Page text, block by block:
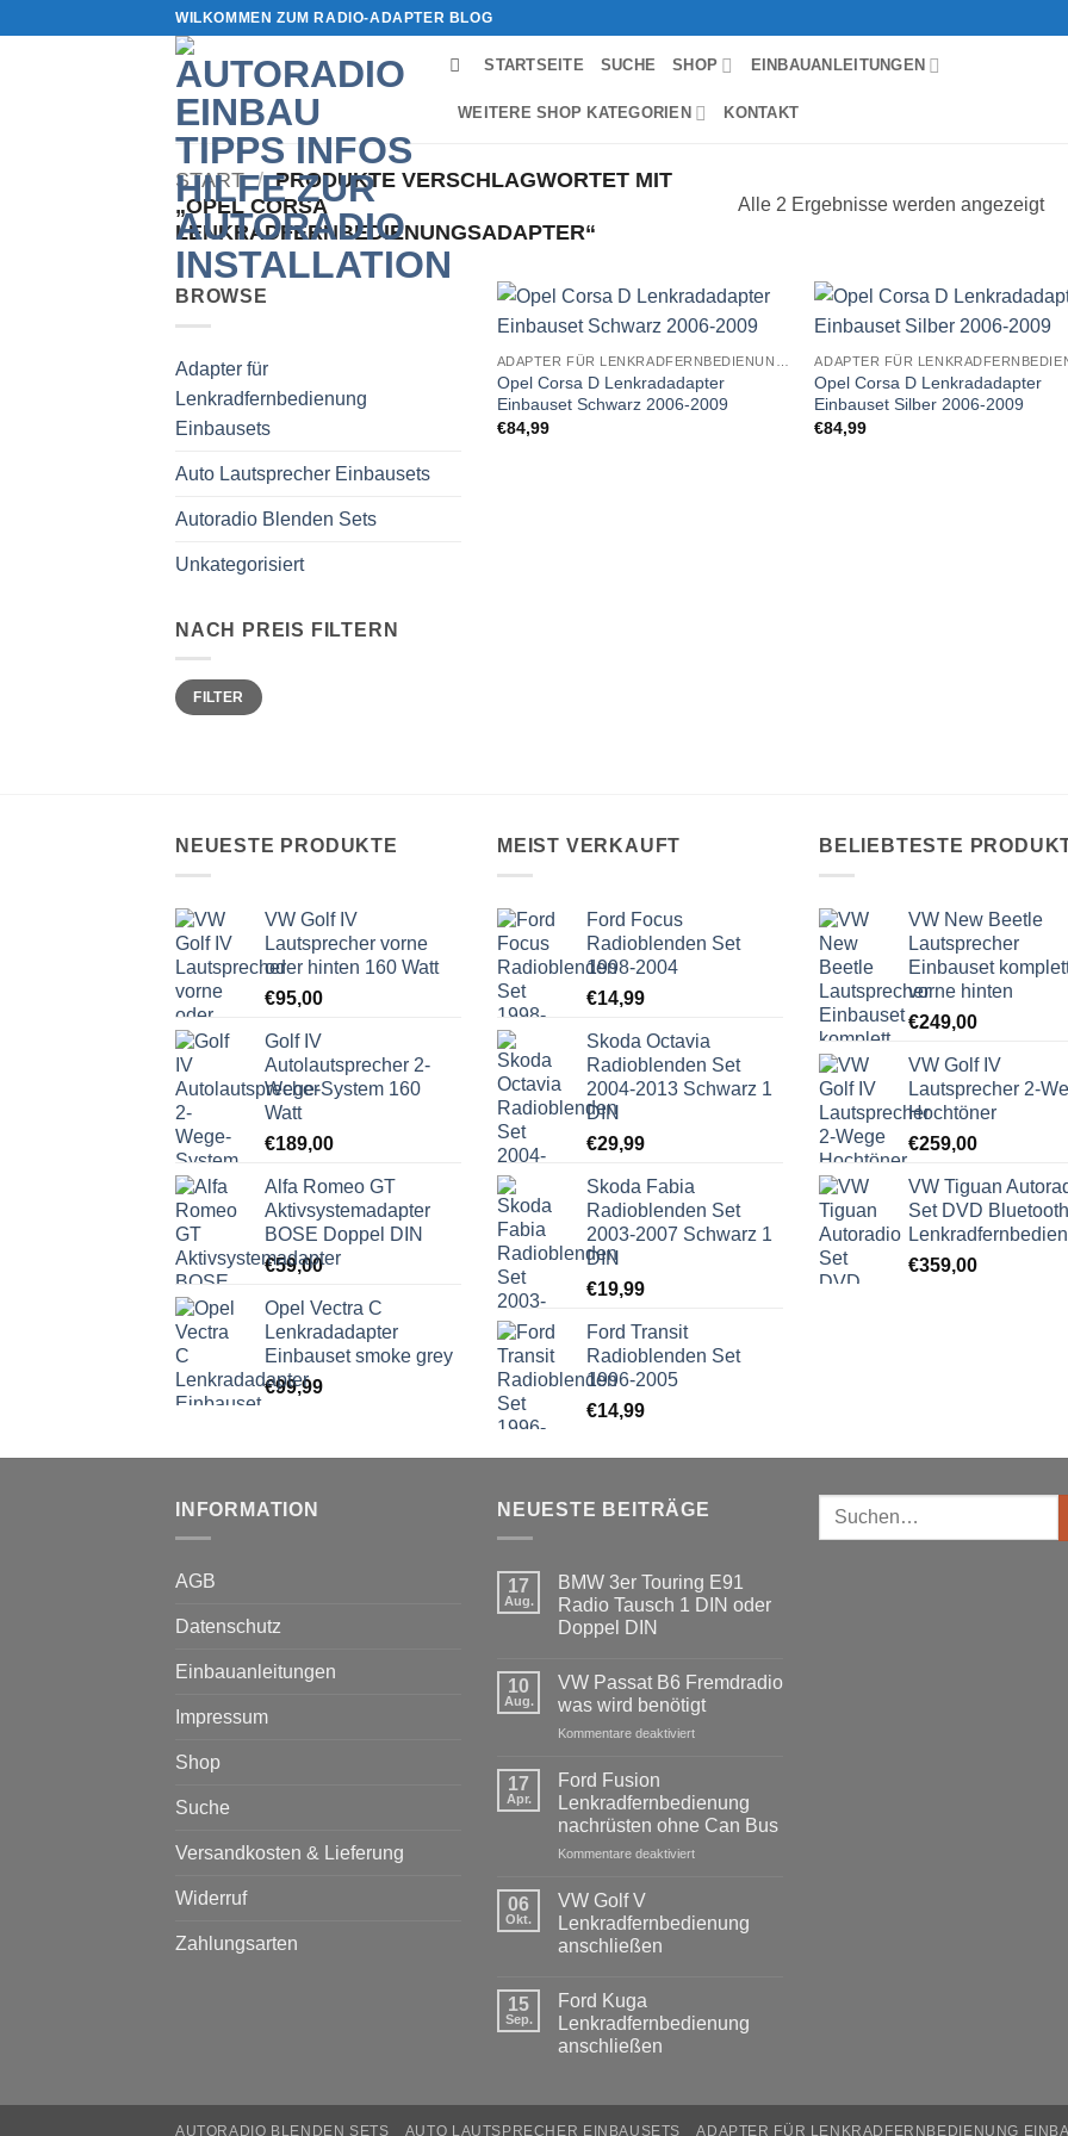
WILKOMMEN ZUM RADIO-ADAPTER BLOG
STARTSEITE SUCHE SHOP EINBAUANLEITUNGEN
WEITERE SHOP KATEGORIEN KONTAKT
START / PRODUKTE VERSCHLAGWORTET MIT
„OPEL CORSA
LENKRADFERNBEDIENUNGSADAPTER“
Alle 2 Ergebnisse werden angezeigt
BROWSE
Adapter für
Lenkradfernbedienung
Einbausets
Auto Lautsprecher Einbausets
Autoradio Blenden Sets
Unkategorisiert
NACH PREIS FILTERN
Min.
Preis
Max.
PreisFILTER
Wunschliste
hinzufügen
Opel Corsa D Lenkradadapter
Einbauset Schwarz 2006-2009
€84,99
Opel Corsa D Lenkradadapter
Einbauset Silber 2006-2009
€84,99
NEUESTE PRODUKTE
VW Golf IV
Lautsprecher vorne
oder hinten 160 Watt
€95,00
Golf IV
Autolautsprecher 2-
Wege-System 160
Watt
€189,00
Alfa Romeo GT
Aktivsystemadapter
BOSE Doppel DIN
€59,00
Opel Vectra C
Lenkradadapter
Einbauset smoke grey
€99,99
MEIST VERKAUFT
Ford Focus
Radioblenden Set
1998-2004
€14,99
Skoda Octavia
Radioblenden Set
2004-2013 Schwarz 1
DIN
€29,99
Skoda Fabia
Radioblenden Set
2003-2007 Schwarz 1
DIN
€19,99
Ford Transit
Radioblenden Set
1996-2005
€14,99
BELIEBTESTE
VW New Beetle
Lautsprecher
Einbauset
vorne hinten
€249,00
VW Golf IV
Lautsprecher 2-
Hochtöner
€259,00
VW Tiguan
Set DVD Bluetooth
€359,00
INFORMATION
AGB
Datenschutz
Einbauanleitungen
Impressum
Shop
Suche
Versandkosten & Lieferung
Widerruf
Zahlungsarten
NEUESTE BEITRÄGE
17
Aug.
BMW 3er Touring E91
Radio Tausch 1 DIN oder
Doppel DIN
zu
3er
Touring
Tausch
1
DIN
oder
Doppel
DIN
10
Aug.
VW Passat B6 Fremdradio
was wird benötigt
Kommentare deaktiviertfür
B6
Fremdradio
was
wird
17
Apr.
Ford Fusion
Lenkradfernbedienung
nachrüsten ohne Can Bus
Kommentare deaktiviertfür
Lenkradfernbedienung
nachrüsten
06
Okt.
VW Golf V
Lenkradfernbedienung
anschließen
zu
VW
Golf
V
15
Sep.
Ford Kuga
Lenkradfernbedienung
anschließen
Kuga
Suchen
AUTORADIO BLENDEN SETS AUTO LAUTSPRECHER EINBAUSETS ADAPTER FÜR LENKRADFERNBEDIENUNG